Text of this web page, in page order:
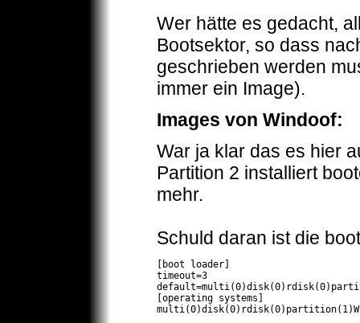
Wer hätte es gedacht,
Bootsektor, so dass
geschrieben werden
immer ein Image).
Images von Windoof:
War ja klar das es hier
Partition 2 installiert
mehr.
Schuld daran ist die
[boot loader]
timeout=3
[operating systems]